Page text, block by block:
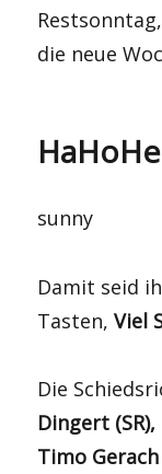
die neue
sunny
Damit seid
Tasten,Viel
Die
Dingert
Timo Gerach